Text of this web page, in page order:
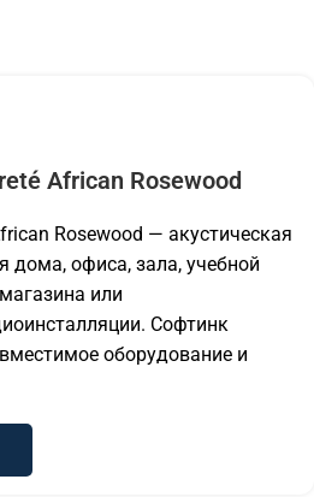
African Rosewood
Rosewood — акустическая
дома, офиса, зала, учебной
или
Софтинк
оборудование и